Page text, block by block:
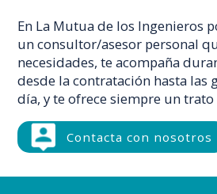
En La Mutua de los Ingenieros
un consultor/asesor personal
necesidades, te acompaña
desde la contratación hasta las
día, y te ofrece siempre un
Contacta con nosotros